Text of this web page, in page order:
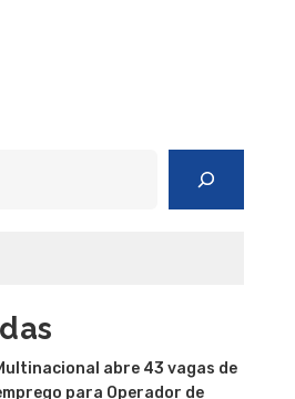
abre 43 vagas de
para Operador de